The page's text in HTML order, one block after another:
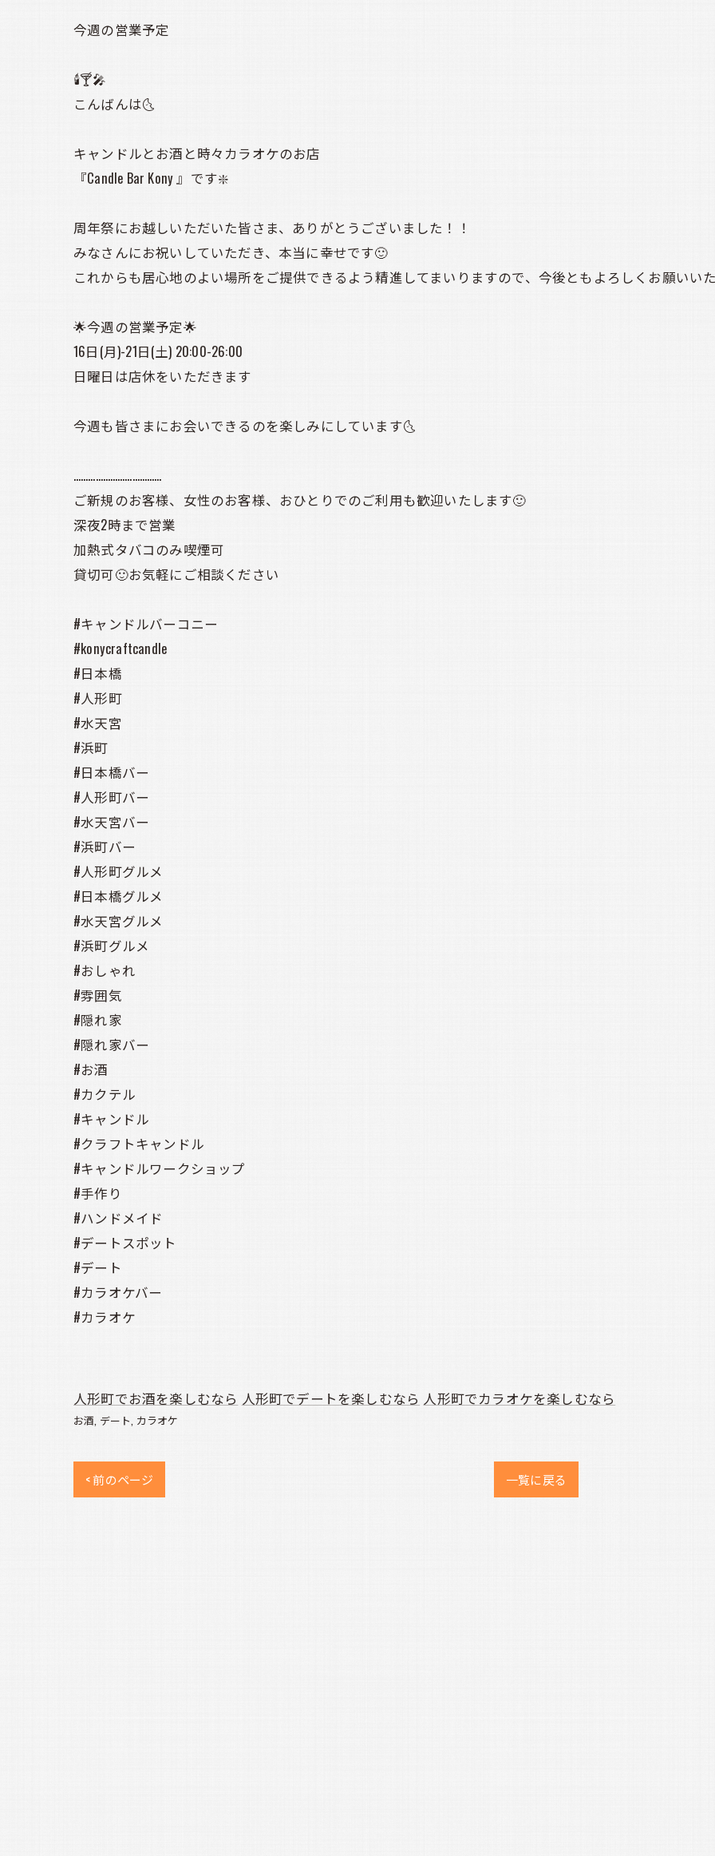
今週の営業予定
🕯️🍸️🎤
こんばんは🌜️
キャンドルとお酒と時々カラオケのお店
『Candle Bar Kony 』です❇️
周年祭にお越しいただいた皆さま、ありがとうございました！！
みなさんにお祝いしていただき、本当に幸せです🙂
これからも居心地のよい場所をご提供できるよう精進してまいりますので、今後ともよろしくお願いい
🌟今週の営業予定🌟
16日(月)-21日(土) 20:00-26:00
日曜日は店休をいただきます
今週も皆さまにお会いできるのを楽しみにしています🌜️
………………………………
ご新規のお客様、女性のお客様、おひとりでのご利用も歓迎いたします🙂
深夜2時まで営業
加熱式タバコのみ喫煙可
貸切可🙂お気軽にご相談ください
#キャンドルバーコニー
#konycraftcandle
#日本橋
#人形町
#水天宮
#浜町
#日本橋バー
#人形町バー
#水天宮バー
#浜町バー
#人形町グルメ
#日本橋グルメ
#水天宮グルメ
#浜町グルメ
#おしゃれ
#雰囲気
#隠れ家
#隠れ家バー
#お酒
#カクテル
#キャンドル
#クラフトキャンドル
#キャンドルワークショップ
#手作り
#ハンドメイド
#デートスポット
#デート
#カラオケバー
#カラオケ
人形町でお酒を楽しむなら 人形町でデートを楽しむなら 人形町でカラオケを楽しむなら
お酒 デート カラオケ
< 前のページ 一覧に戻る